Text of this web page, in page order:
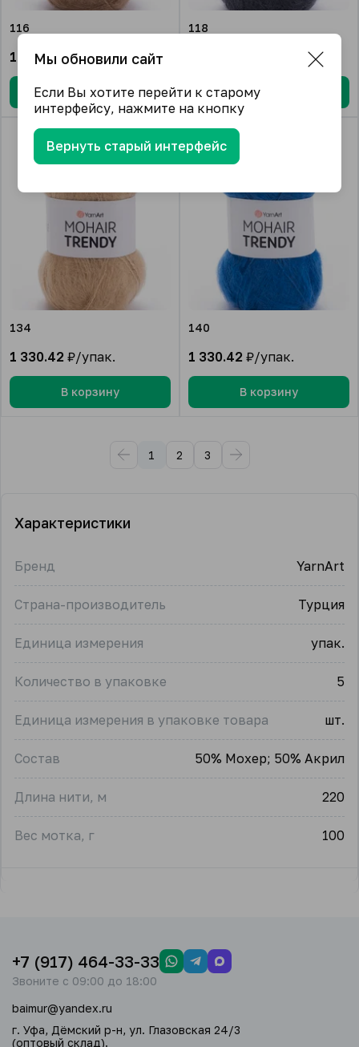
116
1 330.42₽/упак.
В корзину
118
В корзину
134
1 330.42 ₽/упак.
В корзину
140
1 330.42 ₽/упак.
В корзину
1 2 3
Характеристики
Бренд YarnArt
Страна-производитель Турция
Единица измерения упак.
Количество в упаковке 5
Единица измерения в упаковке товара шт.
Состав 50% Мохер; 50% Акрил
Длина нити, м 220
Вес мотка, г 100
+7 (917) 464-33-33
Звоните с 09:00 до 18:00
baimur@yandex.ru
г. Уфа, Дёмский р-н, ул. Глазовская 24/3
(оптовый склад).
Мы обновили сайт
Если Вы хотите перейти к старому
интерфейсу, нажмите на кнопку
Вернуть старый интерфейс